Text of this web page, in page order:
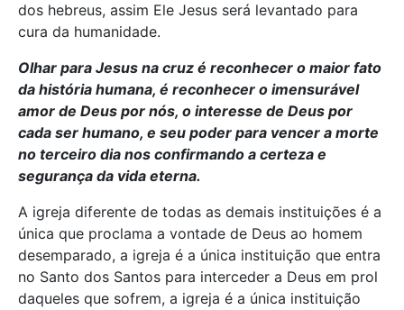
dos hebreus, assim Ele Jesus será levantado para
cura da humanidade.
Olhar para Jesus na cruz é reconhecer o maior fato
da história humana, é reconhecer o imensurável
amor de Deus por nós, o interesse de Deus por
cada ser humano, e seu poder para vencer a morte
no terceiro dia nos confirmando a certeza e
segurança da vida eterna.
A igreja diferente de todas as demais instituições é a
única que proclama a vontade de Deus ao homem
desemparado, a igreja é a única instituição que entra
no Santo dos Santos para interceder a Deus em prol
daqueles que sofrem, a igreja é a única instituição